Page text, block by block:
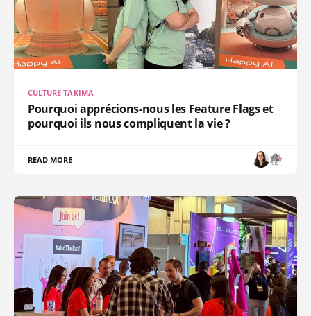
CULTURE TAKIMA
Pourquoi apprécions-nous les Feature Flags et
pourquoi ils nous compliquent la vie ?
READ MORE